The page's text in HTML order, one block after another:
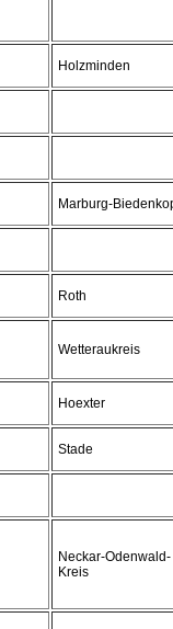
Holzminden
Marburg-
Roth
Wetteraukreis
Hoexter
Stade
Neckar-Odenwald-
Kreis